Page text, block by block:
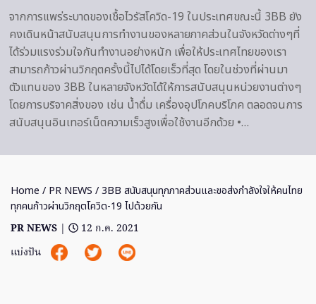
จากการแพร่ระบาดของเชื้อไวรัสโควิด-19 ในประเทศขณะนี้ 3BB ยัง
คงเดินหน้าสนับสนุนการทำงานของหลายภาคส่วนในจังหวัดต่างๆที่
ได้ร่วมแรงร่วมใจกันทำงานอย่างหนัก เพื่อให้ประเทศไทยของเรา
สามารถก้าวผ่านวิกฤตครั้งนี้ไปได้โดยเร็วที่สุด โดยในช่วงที่ผ่านมา
ตัวแทนของ 3BB ในหลายจังหวัดได้ให้การสนับสนุนหน่วยงานต่างๆ
โดยการบริจาคสิ่งของ เช่น น้ำดื่ม เครื่องอุปโภคบริโภค ตลอดจนการ
สนับสนุนอินเทอร์เน็ตความเร็วสูงเพื่อใช้งานอีกด้วย •…
Home / PR NEWS / 3BB สนับสนุนทุกภาคส่วนและขอส่งกำลังใจให้คนไทย
ทุกคนก้าวผ่านวิกฤตโควิด-19 ไปด้วยกัน
PR NEWS |
12 ก.ค. 2021
แบ่งปัน